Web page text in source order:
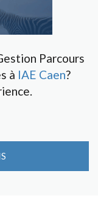
Parcours
à IAE Caen?